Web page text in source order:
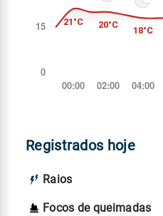
Registrados hoje
Raios
Focos de queimadas